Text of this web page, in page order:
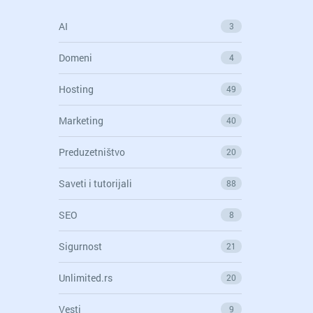
AI 3
Domeni 4
Hosting 49
Marketing 40
Preduzetništvo 20
Saveti i tutorijali 88
SEO 8
Sigurnost 21
Unlimited.rs 20
Vesti 9